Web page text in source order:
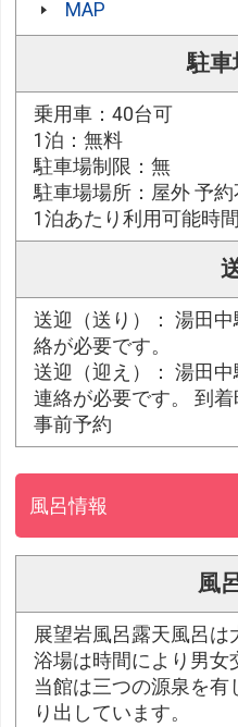
MAP
駐車
乗用車：40台可
1泊：無料
駐車場制限：無
駐車場場所：屋外 予
1泊あたり利用可能時
送迎（送り）： 湯田
絡が必要です。
送迎（迎え）： 湯田
連絡が必要です。 到
事前予約
風呂情報
風
展望岩風呂露天風呂
浴場は時間により男女
当館は三つの源泉を
り出しています。